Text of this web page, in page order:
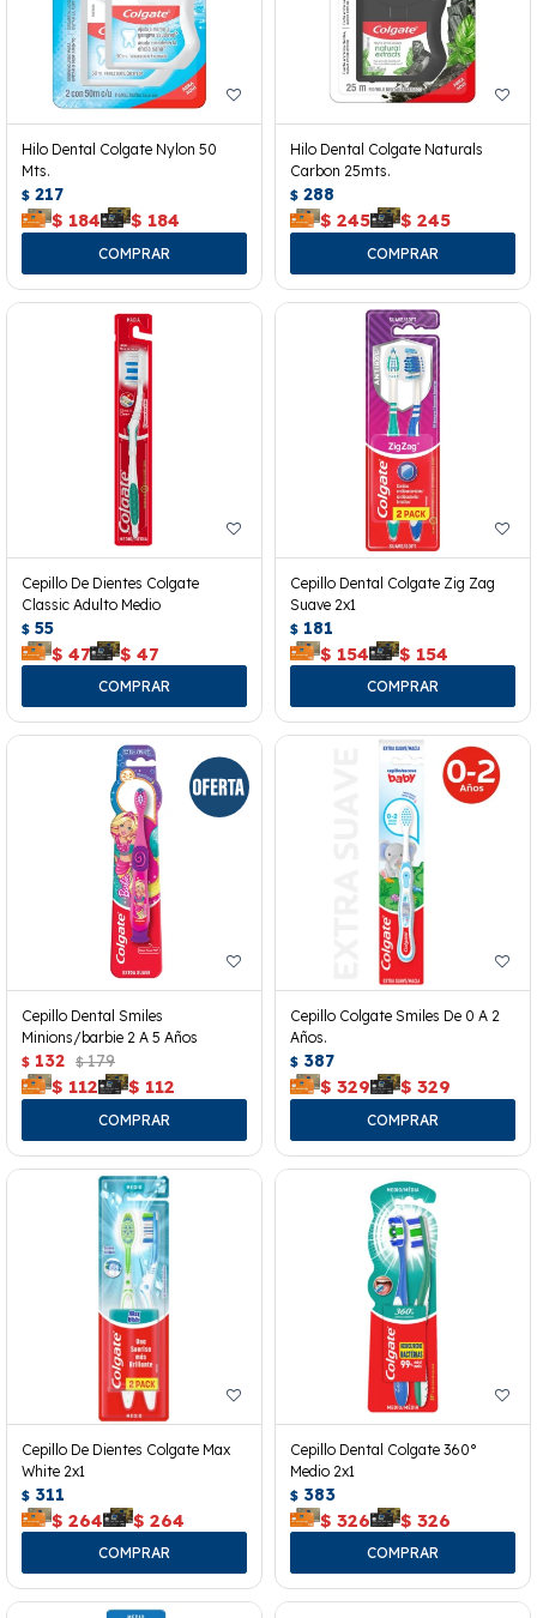
Hilo Dental Colgate Nylon 50
Mts.
$ 217
$ 184 $ 184
Hilo Dental Colgate Naturals
Carbon 25mts.
$ 288
$ 245 $ 245
Cepillo De Dientes Colgate
Classic Adulto Medio
$ 55
$ 47 $ 47
Cepillo Dental Colgate Zig Zag
Suave 2x1
$ 181
$ 154 $ 154
Cepillo Dental Smiles
Minions/barbie 2 A 5 Años
$ 132 $ 179
$ 112 $ 112
Cepillo Colgate Smiles De 0 A 2
Años.
$ 387
$ 329 $ 329
Cepillo De Dientes Colgate Max
White 2x1
$ 311
$ 264 $ 264
Cepillo Dental Colgate 360°
Medio 2x1
$ 383
$ 326 $ 326